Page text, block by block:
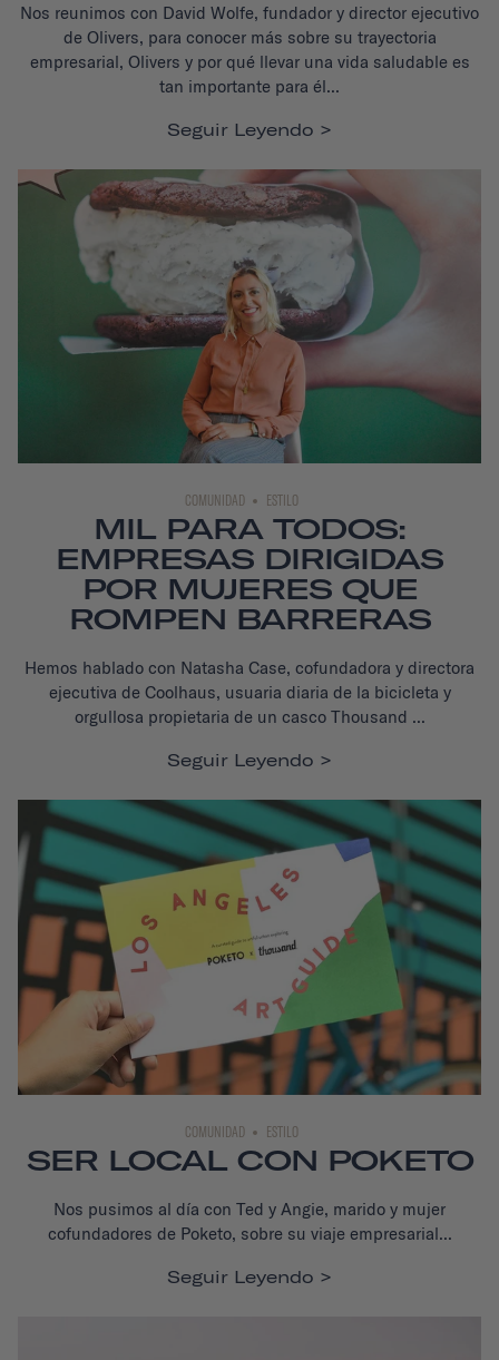
Nos reunimos con David Wolfe, fundador y director ejecutivo
de Olivers, para conocer más sobre su trayectoria
empresarial, Olivers y por qué llevar una vida saludable es
tan importante para él...
Seguir Leyendo
COMUNIDAD ESTILO
MIL PARA TODOS:
EMPRESAS DIRIGIDAS
POR MUJERES QUE
ROMPEN BARRERAS
Hemos hablado con Natasha Case, cofundadora y directora
ejecutiva de Coolhaus, usuaria diaria de la bicicleta y
orgullosa propietaria de un casco Thousand ...
Seguir Leyendo
COMUNIDAD ESTILO
SER LOCAL CON POKETO
Nos pusimos al día con Ted y Angie, marido y mujer
cofundadores de Poketo, sobre su viaje empresarial...
Seguir Leyendo